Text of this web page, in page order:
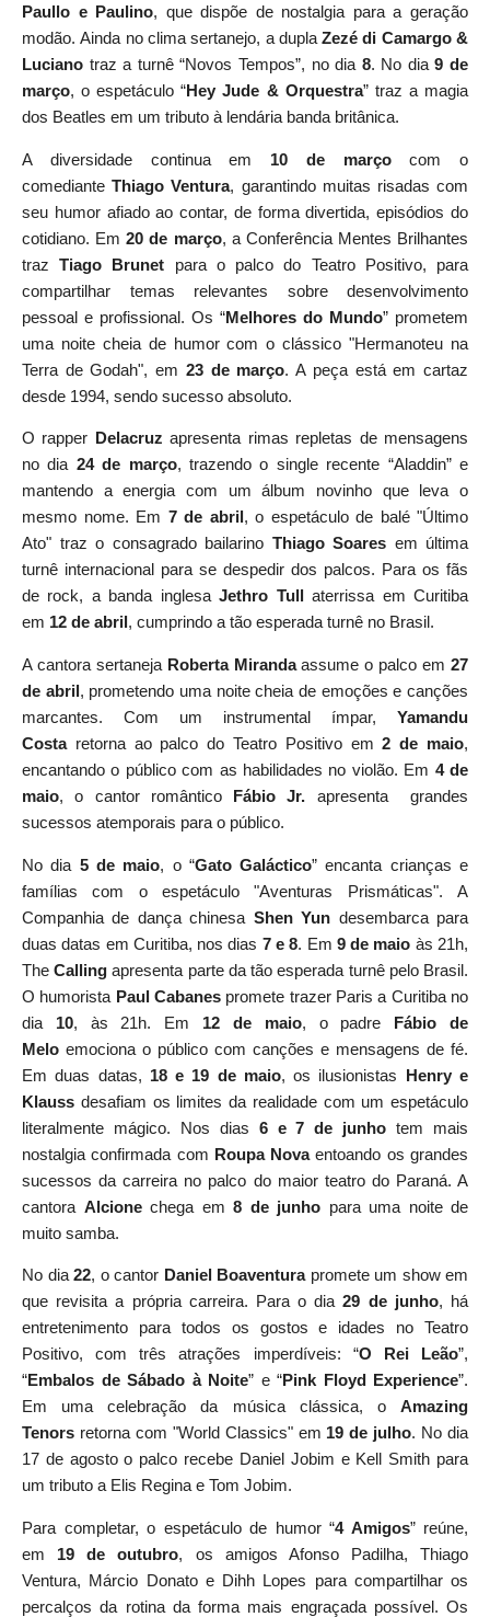
Paullo e Paulino, que dispõe de nostalgia para a geração
modão. Ainda no clima sertanejo, a duplaZezé di Camargo &
Luciano traz a turnê “Novos Tempos”, no dia 8. No dia9 de
março, o espetáculo “Hey Jude & Orquestra” traz a magia
dos Beatles em um tributo à lendária banda britânica.
A diversidade continua em 10 de marçocom o
comedianteThiago Ventura, garantindo muitas risadas com
seu humor afiado ao contar, de forma divertida, episódios do
cotidiano. Em20 de março, a Conferência Mentes Brilhantes
trazTiago Brunet para o palco do Teatro Positivo, para
compartilhar temas relevantes sobre desenvolvimento
pessoal e profissional. Os “Melhores do Mundo” prometem
uma noite cheia de humor com o clássico "Hermanoteu na
Terra de Godah", em 23 de março. A peça está em cartaz
desde 1994, sendo sucesso absoluto.
O rapper Delacruz apresenta rimas repletas de mensagens
no dia 24 de março, trazendo o single recente “Aladdin” e
mantendo a energia com um álbum novinho que leva o
mesmo nome. Em 7 de abril , o espetáculo de balé "Último
Ato" traz o consagrado bailarino Thiago Soares em última
turnê internacional para se despedir dos palcos. Para os fãs
de rock, a banda inglesaJethro Tullaterrissa em Curitiba
em 12 de abril , cumprindo a tão esperada turnê no Brasil.
A cantora sertaneja Roberta Mirandaassume o palco em27
de abril , prometendo uma noite cheia de emoções e canções
marcantes. Com um instrumental ímpar, Yamandu
Costaretorna ao palco do Teatro Positivo em2 de maio,
encantando o público com as habilidades no violão. Em 4 de
maio, o cantor romântico Fábio Jr. apresenta grandes
sucessos atemporais para o público.
No dia 5 de maio, o “Gato Galáctico” encanta crianças e
famílias com o espetáculo "Aventuras Prismáticas". A
Companhia de dança chinesa Shen Yun desembarca para
duas datas em Curitiba, nos dias 7 e 8. Em 9 de maio às 21h,
TheCalling apresenta parte da tão esperada turnê pelo Brasil.
O humorista Paul Cabanes promete trazer Paris a Curitiba no
dia 10, às 21h. Em 12 de maio, o padre
Fábio de
Melo emociona o público com canções e mensagens de fé.
Em duas datas, 18 e 19 de maio, os ilusionistas
Henry e
Klauss desafiam os limites da realidade com um espetáculo
literalmente mágico. Nos dias 6 e 7 de junho tem mais
nostalgia confirmada com Roupa Novaentoando os grandes
sucessos da carreira no palco do maior teatro do Paraná. A
cantora Alcionechega em 8 de junho para uma noite de
muito samba.
No dia22, o cantor Daniel Boaventurapromete um show em
que revisita a própria carreira. Para o dia29 de junho, há
entretenimento para todos os gostos e idades no Teatro
Positivo, com três atrações imperdíveis: “O Rei Leão”,
“Embalos de Sábado à Noite” e “Pink Floyd Experience”.
Em uma celebração da música clássica, o Amazing
Tenors retorna com "World Classics" em 19 de julho. No dia
17 de agosto o palco recebe Daniel Jobim e Kell Smith para
um tributo a Elis Regina e Tom Jobim.
Para completar, o espetáculo de humor “4 Amigos” reúne,
em 19 de outubro, os amigos Afonso Padilha, Thiago
Ventura, Márcio Donato e Dihh Lopes para compartilhar os
percalços da rotina da forma mais engraçada possível. Os